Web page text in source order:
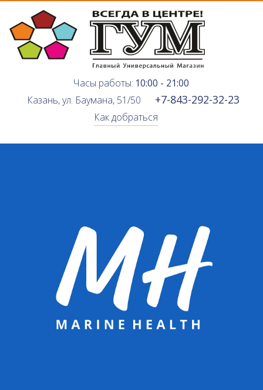
Часы работы: 10:00 - 21:00
Казань, ул. Баумана, 51/50
+7-843-292-32-23
Как добраться